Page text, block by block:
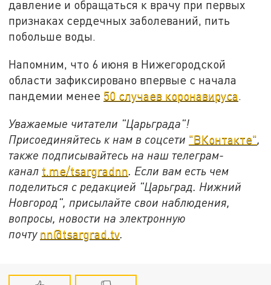
давление и обращаться к врачу при первых
признаках сердечных заболеваний, пить
побольше воды.
Напомним, что 6 июня в Нижегородской
области зафиксировано впервые с начала
пандемии менее 50 случаев коронавируса.
Уважаемые читатели "Царьграда"!
Присоединяйтесь к нам в соцсети "ВКонтакте",
также подписывайтесь на наш телеграм-
канал t.me/tsargradnn. Если вам есть чем
поделиться с редакцией "Царьград. Нижний
Новгород", присылайте свои наблюдения,
вопросы, новости на электронную
почту nn@tsargrad.tv.